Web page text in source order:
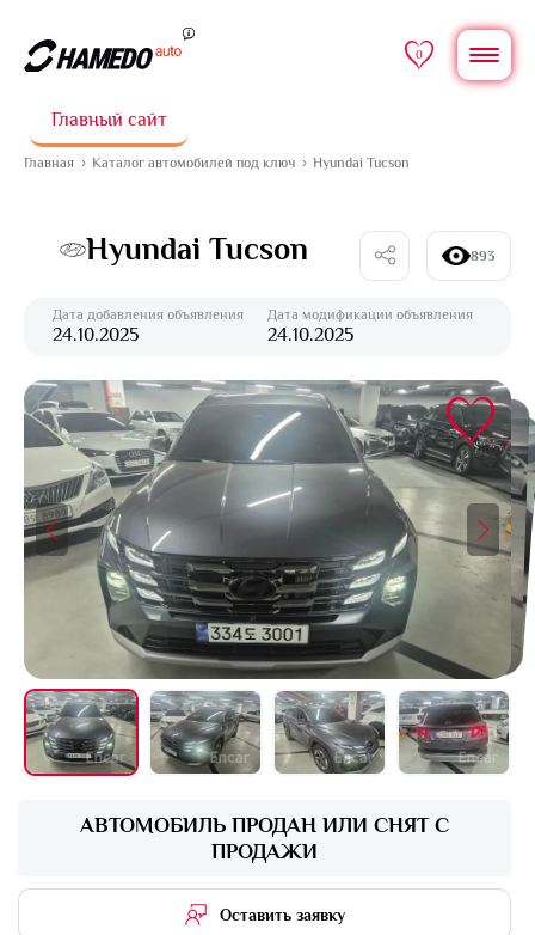
0
Главный сайт
Главная Каталог автомобилей под ключ Hyundai Tucson
Hyundai Tucson 893
Дата добавления объявления
24.10.2025
Дата модификации объявления
24.10.2025
АВТОМОБИЛЬ ПРОДАН ИЛИ СНЯТ С
ПРОДАЖИ
Оставить заявку